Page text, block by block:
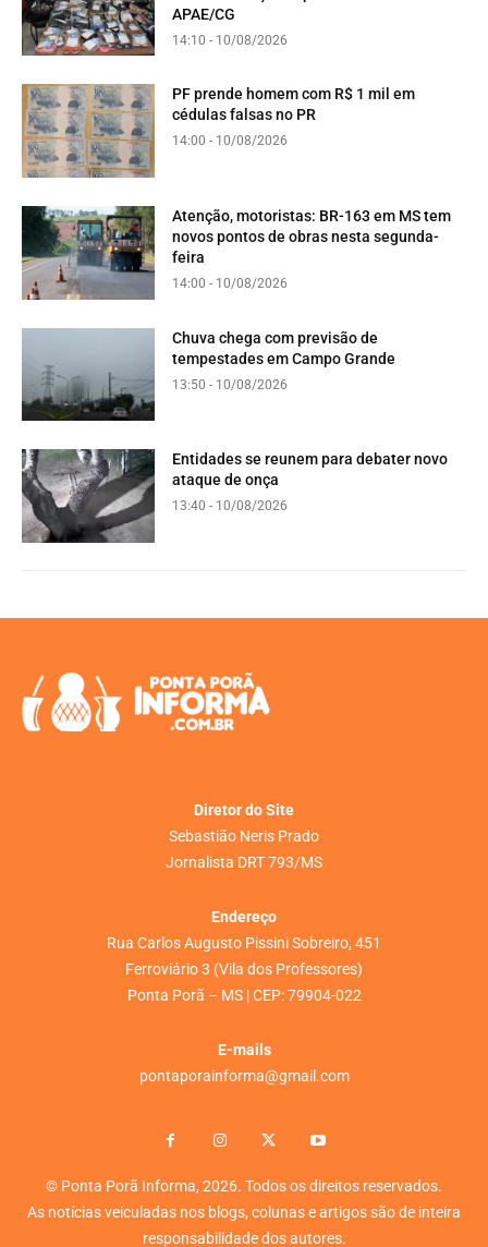
APAE/CG
14:10 - 10/08/2026
PF prende homem com R$ 1 mil em
cédulas falsas no PR
14:00 - 10/08/2026
Atenção, motoristas: BR-163 em MS tem
novos pontos de obras nesta segunda-
feira
14:00 - 10/08/2026
Chuva chega com previsão de
tempestades em Campo Grande
13:50 - 10/08/2026
Entidades se reunem para debater novo
ataque de onça
13:40 - 10/08/2026
Diretor do Site
Sebastião Neris Prado
Jornalista DRT 793/MS
Endereço
Rua Carlos Augusto Pissini Sobreiro, 451
Ferroviário 3 (Vila dos Professores)
Ponta Porã – MS | CEP: 79904-022
E-mails
pontaporainforma@gmail.com
© Ponta Porã Informa, 2026. Todos os direitos reservados.
As notícias veiculadas nos blogs, colunas e artigos são de inteira
responsabilidade dos autores.